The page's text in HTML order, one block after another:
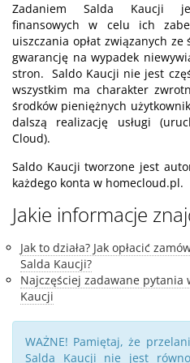
Zadaniem Salda Kaucji
finansowych w celu ich
uiszczania opłat związanych
gwarancję na wypadek
stron. Saldo Kaucji nie jest
wszystkim ma charakter
środków pieniężnych
dalszą realizację usługi
Cloud).
Saldo Kaucji tworzone jest
każdego konta w homecloud.pl.
Jakie informacje
Jak to działa? Jak opłacić
Salda Kaucji?
Najczęściej zadawane pytania
Kaucji
WAŻNE! Pamiętaj, że
Salda Kaucji nie jest